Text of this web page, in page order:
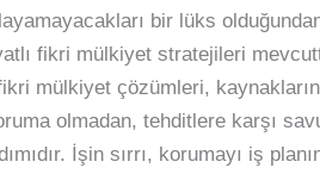
bir lüks
fikri mülkiyet stratejileri
mülkiyet çözümleri,
olmadan, tehditlere karşı
İşin sırrı, korumayı iş